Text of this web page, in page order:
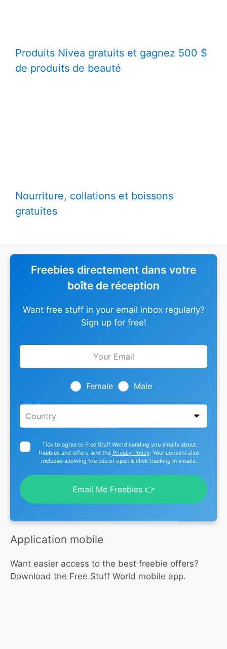
Produits Nivea gratuits et gagnez 500 $
de produits de beauté
Nourriture, collations et boissons
gratuites
Freebies directement dans votre
boîte de réception
Want free stuff in your email inbox regularly?
Sign up for free!
Leave
Female Male
Tick to agree to Free Stuff World sending you emails about
freebies and offers, and the Privacy Policy. Your consent also
includes allowing the use of open & click tracking in emails.
Email Me Freebies 👉
Application mobile
Want easier access to the best freebie offers?
Download the Free Stuff World mobile app.